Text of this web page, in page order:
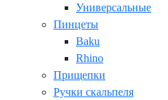
Универсальные
Пинцеты
Baku
Rhino
Прищепки
Ручки скальпеля